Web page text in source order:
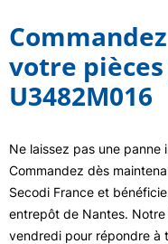
votre
U3482M016
Ne laissez pas une panne
Commandez dès
Secodi France et
entrepôt de Nantes.
vendredi pour répondre à